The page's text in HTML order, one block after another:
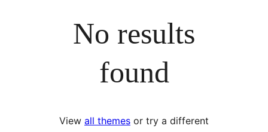
No results
found
View all themes or try a different